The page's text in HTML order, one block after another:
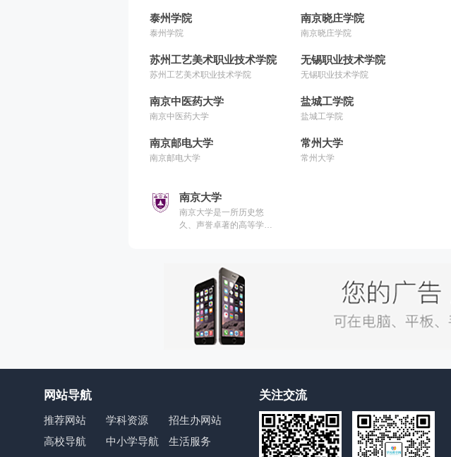
泰州学院
泰州学院
南京晓庄学院
南京晓庄学院
苏州工艺美术职业技术学院
苏州工艺美术职业技术学院
无锡职业技术学院
无锡职业技术学院
南京中医药大学
南京中医药大学
盐城工学院
盐城工学院
南京邮电大学
南京邮电大学
常州大学
常州大学
南京大学
南京大学是一所历史悠
久、声誉卓著的高等学
高等师范学校、国立东南
大学、国立第四中山大
学、国立中央大学、国立
南京大学等历史时期，于
1950年更名为南京大学。
网站导航
推荐网站 学科资源
招生办网站
高校导航
中小学导航
生活服务
关注交流